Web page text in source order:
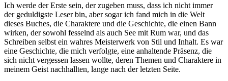
Ich werde der Erste sein, der zugeben muss, dass ich nicht immer
der geduldigste Leser bin, aber sogar ich fand mich in die Welt
dieses Buches, die Charaktere und die Geschichte, die einen Bann
wirken, der sowohl fesselnd als auch See mit Rum war, und das
Schreiben selbst ein wahres Meisterwerk von Stil und Inhalt. Es war
eine Geschichte, die mich verfolgte, eine anhaltende Präsenz, die
sich nicht vergessen lassen wollte, deren Themen und Charaktere in
meinem Geist nachhallten, lange nach der letzten Seite.